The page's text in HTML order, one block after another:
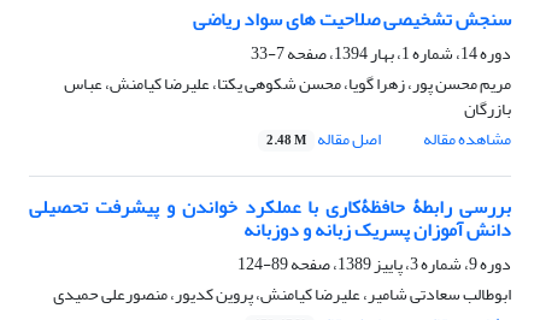
سنجش تشخیصی صلاحیت های سواد ریاضی
دوره 14، شماره 1، بهار 1394، صفحه
7-33
مریم محسن پور، زهرا گویا، محسن شکوهی یکتا، علیرضا کیامنش، عباس
بازرگان
مشاهده مقاله
اصل مقاله 2.48 M
بررسی رابطۀ حافظۀکاری با عملکرد خواندن و پیشرفت تحصیلی
دانش آموزان پسریک زبانه و دوزبانه
دوره 9، شماره 3، پاییز 1389، صفحه
89-124
ابوطالب سعادتی شامیر، علیرضا کیامنش، پروین کدیور، منصورعلی حمیدی